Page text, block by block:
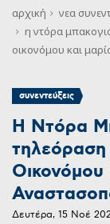
αρχική νεα
η ντόρα
οικονόμου και
συνεντεύξεις
Η Ντόρα
Οικονόμου
Δευτέρα, 15 Νοέ